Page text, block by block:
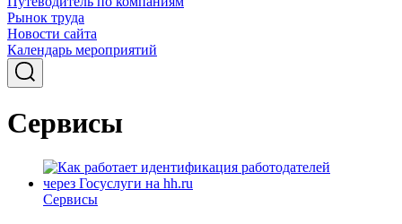
Рынок труда
Новости сайта
Календарь мероприятий
Сервисы
Сервисы